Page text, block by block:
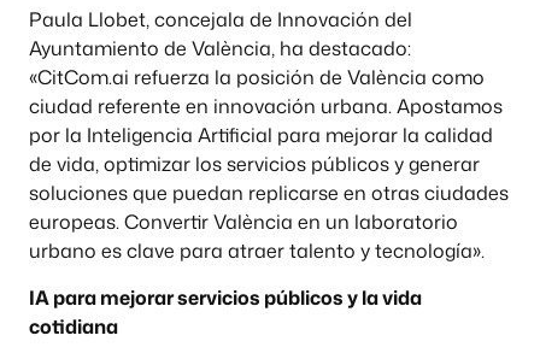
Paula Llobet, concejala de Innovación del
Ayuntamiento de València, ha destacado:
«CitCom.ai refuerza la posición de València como
ciudad referente en innovación urbana. Apostamos
por la Inteligencia Artificial para mejorar la calidad
de vida, optimizar los servicios públicos y generar
soluciones que puedan replicarse en otras ciudades
europeas. Convertir València en un laboratorio
urbano es clave para atraer talento y tecnología».
IA para mejorar servicios públicos y la vida
cotidiana